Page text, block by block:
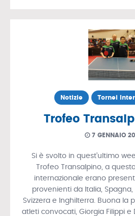
Notizie Tornei
Trofeo
7 GENNAIO
Si è svolto in quest’ultimo
Trofeo Transalpino, a
internazionale erano
provenienti da Italia, Spagna,
Svizzera e Inghilterra. Buona la
atleti convocati, Giorgia Filippi e